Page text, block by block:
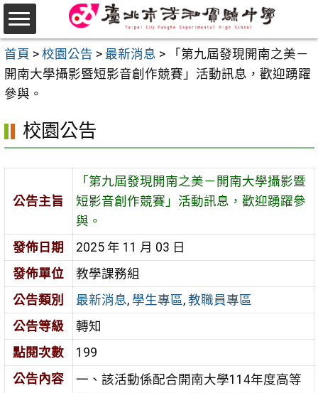
跳
至
主
要
內
首頁 > 校園公告 > 最新消息 >
「第九屆發現開南之美－
開南大學攝影暨短影音創作競賽」活動訊息，歡迎踴躍
參與。
校園公告
公告主旨
「第九屆發現開南之美－開南大學攝影暨
短影音創作競賽」活動訊息，歡迎踴躍參
與。
發佈日期
2025 年 11 月 03 日
發佈單位
教學課務組
公告類別
最新消息, 學生專區, 教職員專區
公告等級
轉知
點閱次數
199
公告內容
一、該活動係配合開南大學114年度高等
選
單